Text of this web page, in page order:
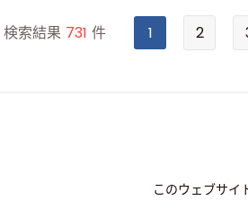
検索結果 731 件 1 2
このウェブサイ